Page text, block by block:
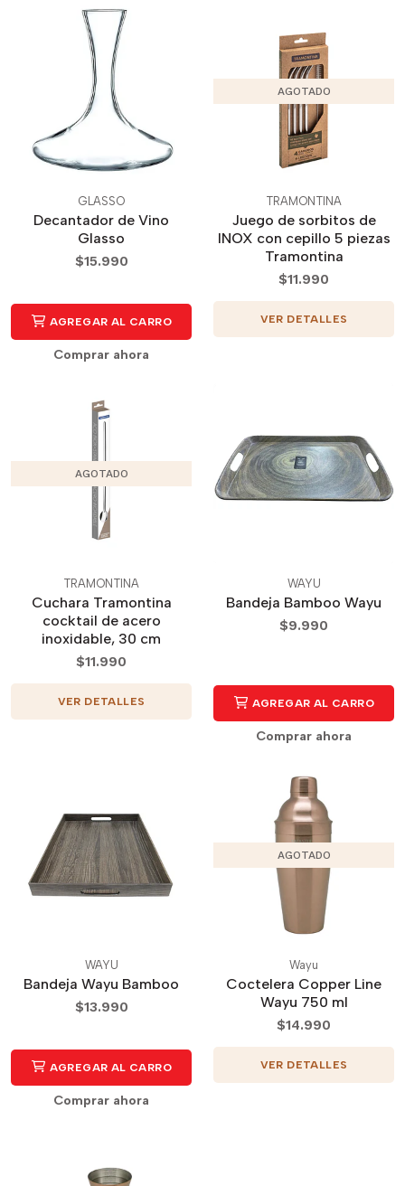
GLASSO
Decantador de Vino
Glasso
$15.990
AGREGAR AL CARRO
Comprar ahora
AGOTADO
TRAMONTINA
Juego de sorbitos de
INOX con cepillo 5 piezas
Tramontina
$11.990
VER DETALLES
AGOTADO
TRAMONTINA
Cuchara Tramontina
cocktail de acero
inoxidable, 30 cm
$11.990
VER DETALLES
WAYU
Bandeja Bamboo Wayu
$9.990
AGREGAR AL CARRO
Comprar ahora
WAYU
Bandeja Wayu Bamboo
$13.990
AGREGAR AL CARRO
Comprar ahora
AGOTADO
Wayu
Coctelera Copper Line
Wayu 750 ml
$14.990
VER DETALLES